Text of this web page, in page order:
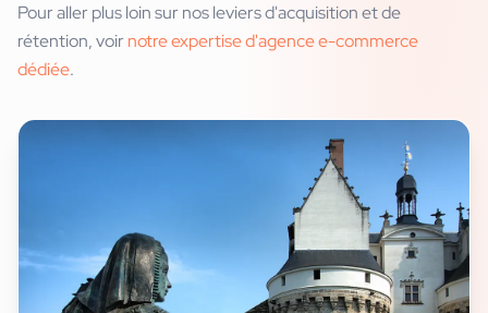
Pour aller plus loin sur nos leviers d'acquisition et de
rétention, voirnotre expertise d'agence e-commerce
dédiée.